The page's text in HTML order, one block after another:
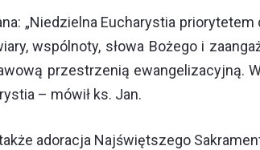
„Niedzielna Eucharystia
wspólnoty, słowa Bożego i
przestrzenią ewangelizacyjną.
– mówił ks. Jan.
adoracja Najświętszego